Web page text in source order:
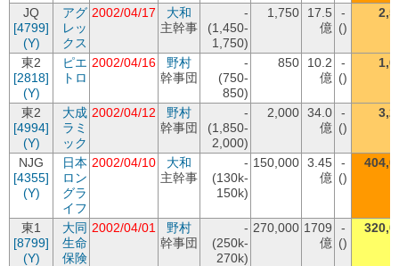
JQ
[4799]
(Y)
アグ
レッ
クス
2002/04/17
大和
主幹事
-
(1,450-
1,750)
1,750
17.5
億
-
()
東2
[2818]
(Y)
ピエ
トロ
2002/04/16
野村
幹事団
-
(750-
850)
850
10.2
億
-
()
東2
[4994]
(Y)
大成
ラミ
ック
2002/04/12
野村
幹事団
-
(1,850-
2,000)
2,000 34.0
億
-
()
NJG
[4355]
(Y)
日本
ロン
グラ
イフ
2002/04/10
大和
主幹事
-
(130k-
150k)
150,000 3.45
億
-
()
東1
[8799]
(Y)
大同
生命
保険
2002/04/01
野村
幹事団
-
(250k-
270k)
270,000 1709
億
-
()